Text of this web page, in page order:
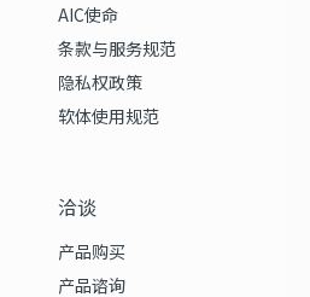
AIC使命
条款与服务规范
隐私权政策
软体使用规范
洽谈
产品购买
产品谘询